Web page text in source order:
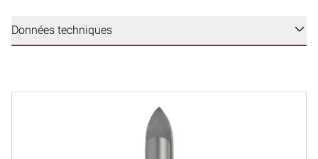
Données techniques